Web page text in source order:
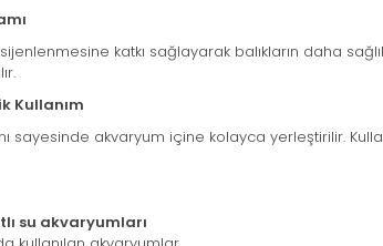
katkı sağlayarak balıkların daha
Kullanım
sayesinde akvaryum içine kolayca yerleştirilir.
su akvaryumları